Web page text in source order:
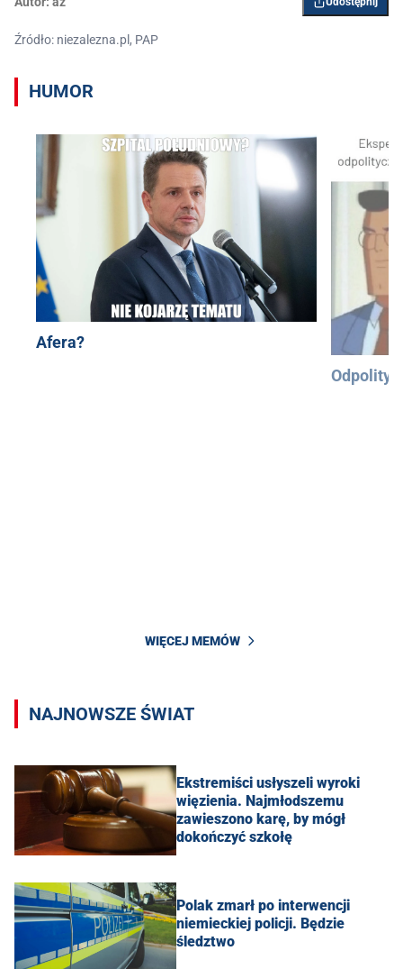
Źródło: niezalezna.pl, PAP
HUMOR
Afera?
WIĘCEJ MEMÓW
NAJNOWSZE ŚWIAT
Ekstremiści usłyszeli wyroki
więzienia. Najmłodszemu
zawieszono karę, by mógł
dokończyć szkołę
Polak zmarł po interwencji
niemieckiej policji. Będzie
śledztwo